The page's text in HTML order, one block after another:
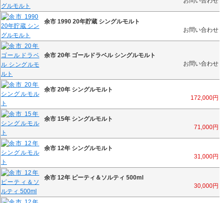
余市 1990 20年貯蔵 シングルモルト
お問い合わせ
余市 20年 ゴールドラベル シングルモルト
お問い合わせ
余市 20年 シングルモルト
172,000円
余市 15年 シングルモルト
71,000円
余市 12年 シングルモルト
31,000円
余市 12年 ピーティ＆ソルティ 500ml
30,000円